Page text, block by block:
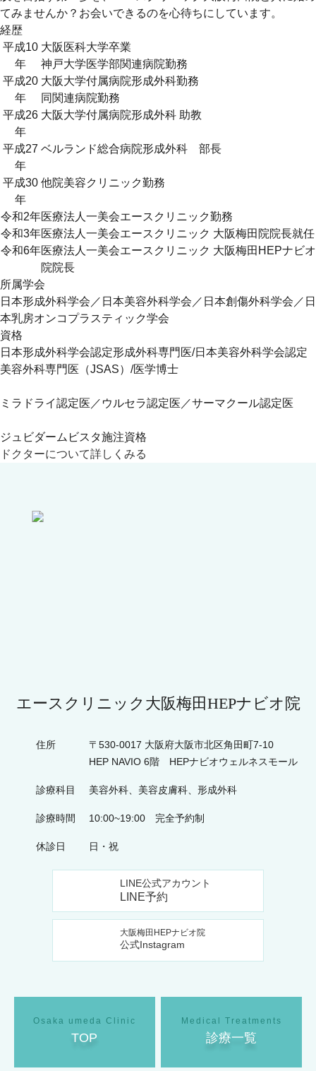
てみませんか？お会いできるのを心待ちにしています。
経歴
平成10
年
大阪医科大学卒業
神戸大学医学部関連病院勤務
平成20
年
大阪大学付属病院形成外科勤務
同関連病院勤務
平成26
年
大阪大学付属病院形成外科 助教
平成27
年
ベルランド総合病院形成外科 部長
平成30
年
他院美容クリニック勤務
令和2年医療法人一美会エースクリニック勤務
令和3年医療法人一美会エースクリニック 大阪梅田院院長就任
令和6年医療法人一美会エースクリニック 大阪梅田HEPナビオ
院院長
所属学会
日本形成外科学会／日本美容外科学会／日本創傷外科学会／日
本乳房オンコプラスティック学会
資格
日本形成外科学会認定形成外科専門医/日本美容外科学会認定
美容外科専門医（JSAS）/医学博士
ミラドライ認定医／ウルセラ認定医／サーマクール認定医
ジュビダームビスタ施注資格
ドクターについて詳しくみる
エースクリニック大阪梅田HEPナビオ院
住所
〒530-0017 大阪府大阪市北区角田町7-10
HEP NAVIO 6階 HEPナビオウェルネスモール
診療科目 美容外科、美容皮膚科、形成外科
診療時間 10:00~19:00 完全予約制
休診日 日・祝
LINE公式アカウント
LINE予約
大阪梅田HEPナビオ院
公式Instagram
TOP 診療一覧